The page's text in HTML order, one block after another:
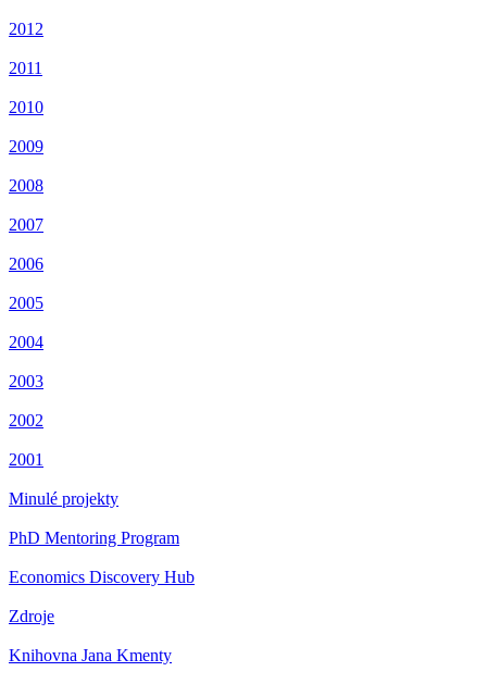
2012
2011
2010
2009
2008
2007
2006
2005
2004
2003
2002
2001
Minulé projekty
PhD Mentoring Program
Economics Discovery Hub
Zdroje
Knihovna Jana Kmenty